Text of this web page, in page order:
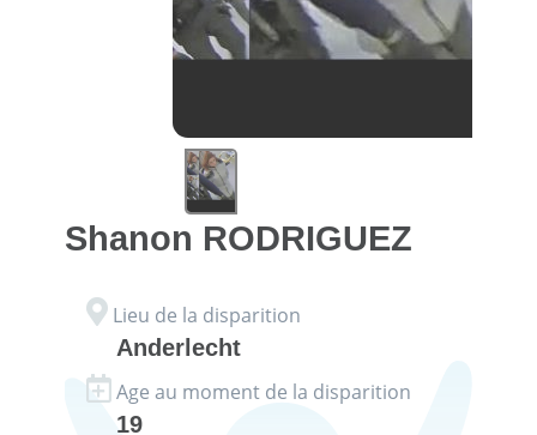
Shanon RODRIGUEZ
Lieu de la disparition
Anderlecht
Age au moment de la disparition
19